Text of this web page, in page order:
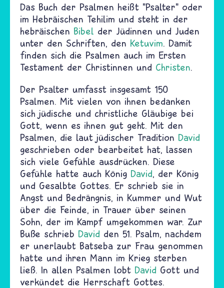
Das Buch der Psalmen heißt "Psalter" oder
im Hebräischen Tehilim und steht in der
hebräischen Bibel der Jüdinnen und Juden
unter den Schriften, den Ketuvim. Damit
finden sich die Psalmen auch im Ersten
Testament der Christinnen und Christen.
Der Psalter umfasst insgesamt 150
Psalmen. Mit vielen von ihnen bedanken
sich jüdische und christliche Gläubige bei
Gott, wenn es ihnen gut geht. Mit den
Psalmen, die laut jüdischer Tradition David
geschrieben oder bearbeitet hat, lassen
sich viele Gefühle ausdrücken. Diese
Gefühle hatte auch König David, der König
und Gesalbte Gottes. Er schrieb sie in
Angst und Bedrängnis, in Kummer und Wut
über die Feinde, in Trauer über seinen
Sohn, der im Kampf umgekommen war. Zur
Buße schrieb David den 51. Psalm, nachdem
er unerlaubt Batseba zur Frau genommen
hatte und ihren Mann im Krieg sterben
ließ. In allen Psalmen lobt David Gott und
verkündet die Herrschaft Gottes.